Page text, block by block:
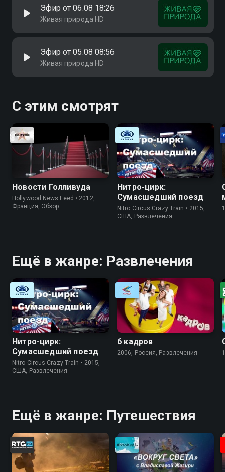
Эфир от 06.08 18:26
Живая природа HD
Эфир от 05.08 08:56
Живая природа HD
С этим смотрят
Новости Голливуда
Hollywood News Feed • 2012,
Франция, Обзор
Нитро-цирк:
Сумасшедший поезд
Nitro Circus Crazy Train • 2015,
США, Развлечения
Ещё в жанре: Развлечения
Нитро-цирк:
Сумасшедший поезд
Nitro Circus Crazy Train • 2015,
США, Развлечения
6 кадров
2006, Россия, Развлечения
Ещё в жанре: Путешествия